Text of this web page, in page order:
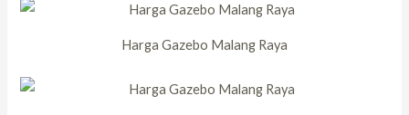
Harga Gazebo Malang Raya